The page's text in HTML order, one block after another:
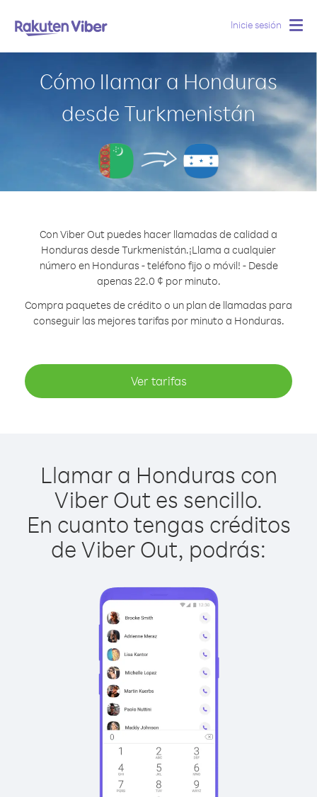
Inicie sesión
Cómo llamar a Honduras
desde Turkmenistán
Con Viber Out puedes hacer llamadas de calidad a
Honduras desde Turkmenistán.¡Llama a cualquier
número en Honduras - teléfono fijo o móvil! - Desde
apenas 22.0 ¢ por minuto.
Compra paquetes de crédito o un plan de llamadas para
conseguir las mejores tarifas por minuto a Honduras.
Ver tarifas
Llamar a Honduras con
Viber Out es sencillo.
En cuanto tengas créditos
de Viber Out, podrás: